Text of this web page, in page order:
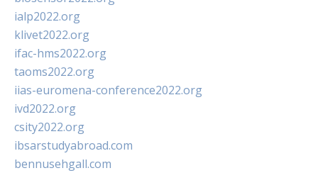
ialp2022.org
klivet2022.org
ifac-hms2022.org
taoms2022.org
iias-euromena-conference2022.org
ivd2022.org
csity2022.org
ibsarstudyabroad.com
bennusehgall.com